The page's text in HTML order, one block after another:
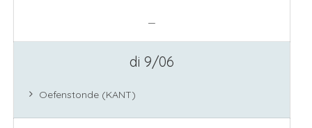
—
di 9/06
Oefenstonde (KANT)